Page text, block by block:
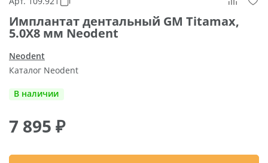
Имплантат дентальный GM Titamax,
5.0X8 мм Neodent
Neodent
Каталог Neodent
В наличии
7 895 ₽